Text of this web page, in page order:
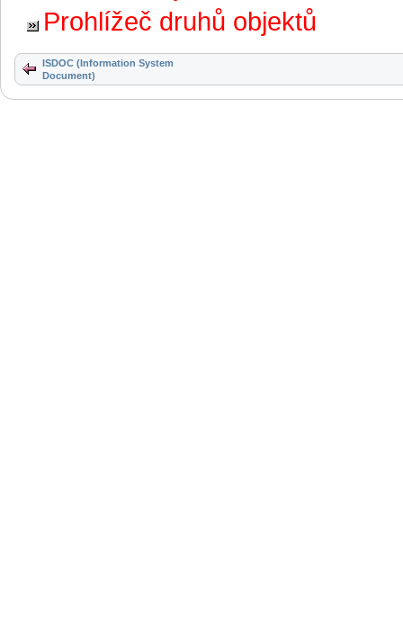
Prohlížeč druhů objektů
ISDOC (Information System
Document)